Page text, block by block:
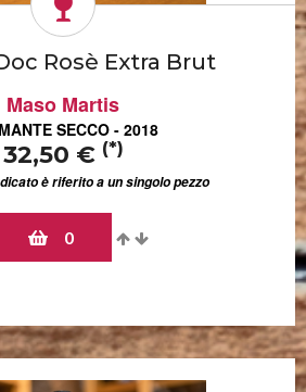
Rosè Extra Brut
Maso Martis
SECCO - 2018
32,50 € (*)
è riferito a un singolo pezzo
0